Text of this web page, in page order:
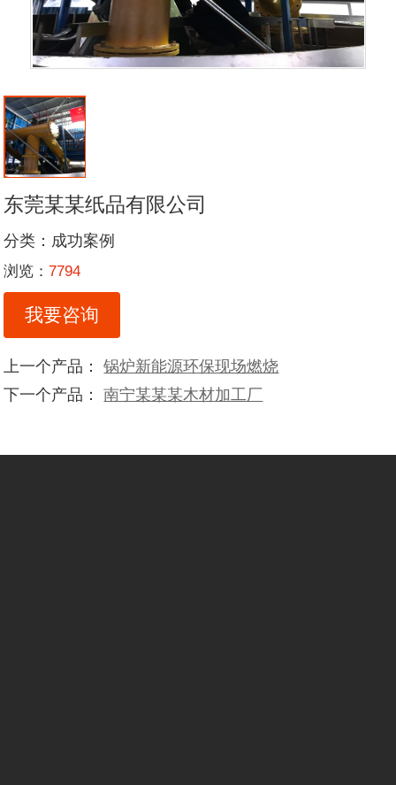
东莞某某纸品有限公司
分类： 成功案例
浏览：7794
我要咨询
上一个产品：锅炉新能源环保现场燃烧
下一个产品：南宁某某某木材加工厂